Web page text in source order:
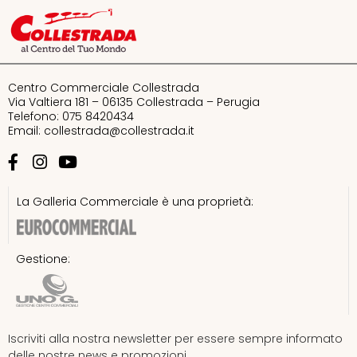
Bandito
Bata
Bershka
Calvin Klein
Chic accent – Samsonite Group
Doppio Malto
Douglas
Equivalenza
Centro Commerciale Collestrada
Via Valtiera 181 – 06135 Collestrada – Perugia
Telefono: 075 8420434
Email: collestrada@collestrada.it
La Galleria Commerciale è una proprietà:
Gestione:
Iscriviti alla nostra newsletter per essere sempre informato